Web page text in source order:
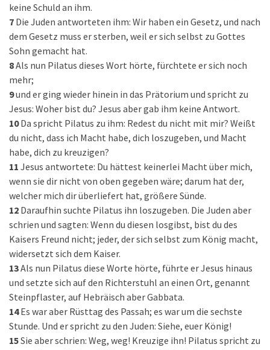
keine Schuld an ihm.
7 Die Juden antworteten ihm: Wir haben ein Gesetz, und nach
dem Gesetz muss er sterben, weil er sich selbst zu Gottes
Sohn gemacht hat.
8Als nun Pilatus dieses Wort hörte, fürchtete er sich noch
mehr;
9und er ging wieder hinein in das Prätorium und spricht zu
Jesus: Woher bist du? Jesus aber gab ihm keine Antwort.
10 Da spricht Pilatus zu ihm: Redest du nicht mit mir? Weißt
du nicht, dass ich Macht habe, dich loszugeben, und Macht
habe, dich zu kreuzigen?
11 Jesus antwortete: Du hättest keinerlei Macht über mich,
wenn sie dir nicht von oben gegeben wäre; darum hat der,
welcher mich dir überliefert hat, größere Sünde.
12 Daraufhin suchte Pilatus ihn loszugeben. Die Juden aber
schrien und sagten: Wenn du diesen losgibst, bist du des
Kaisers Freund nicht; jeder, der sich selbst zum König macht,
widersetzt sich dem Kaiser.
13Als nun Pilatus diese Worte hörte, führte er Jesus hinaus
und setzte sich auf den Richterstuhl an einen Ort, genannt
Steinpflaster, auf Hebräisch aber Gabbata.
14 Es war aber Rüsttag des Passah; es war um die sechste
Stunde. Und er spricht zu den Juden: Siehe, euer König!
15Sie aber schrien: Weg, weg! Kreuzige ihn! Pilatus spricht zu